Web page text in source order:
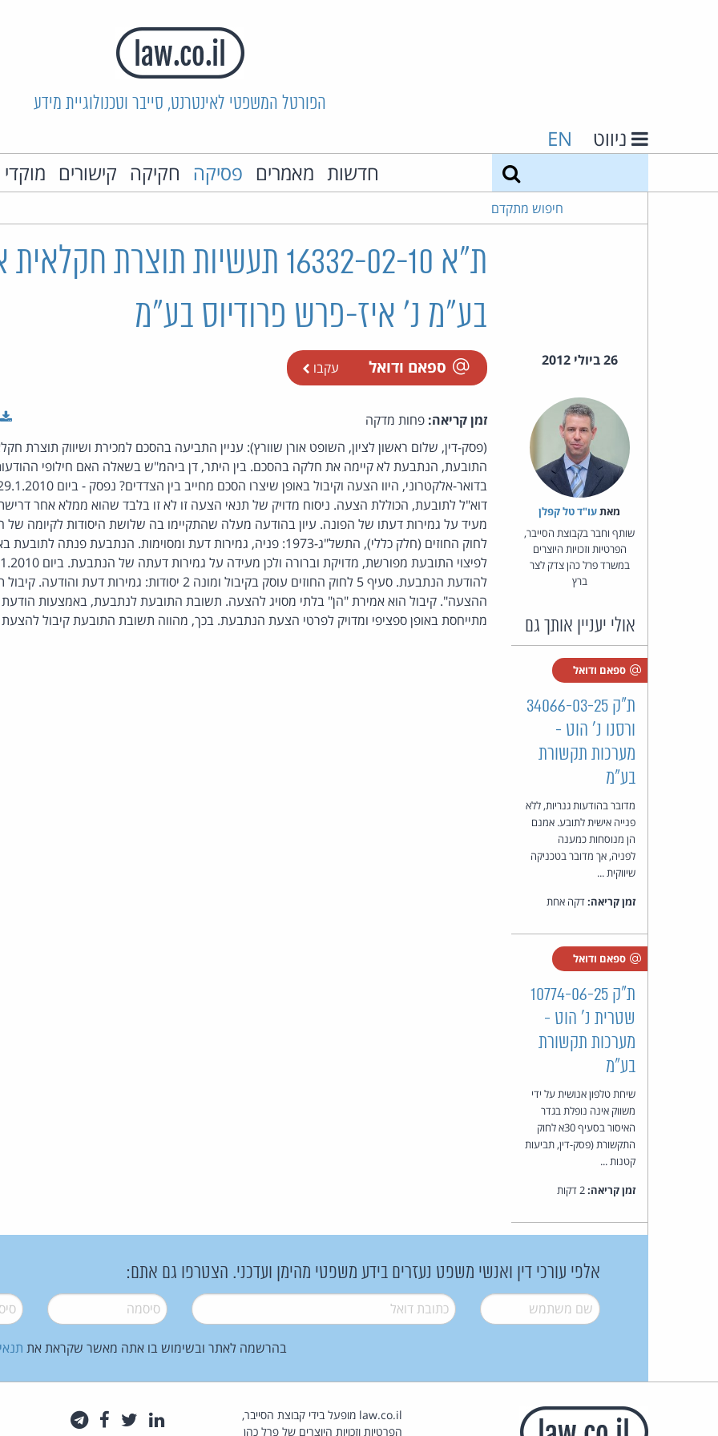
הפורטל המשפטי לאינטרנט, סייבר וטכנולוגיית מידע
ניווט EN
חדשות מאמרים פסיקה חקיקה קישורים
חיפוש מתקדם
ת"א 16332-02-10 תעשיות תוצרת
בע"מ נ' איז-פרש פרודיוס בע"מ
26 ביולי 2012 ספאם ודואל עקבו
מאת‏עו"ד טל קפלן
שותף וחבר בקבוצת הסייבר,
הפרטיות וזכויות היוצרים
במשרד פרל כהן צדק לצר
ברץ
אולי יעניין אותך גם
ספאם ודואל
ת"ק 34066-03-25
ורסנו נ' הוט -
מערכות תקשורת
בע"מ
מדובר בהודעות גנריות, ללא
פנייה אישית לתובע. אמנם
הן מנוסחות כמענה
לפניה, אך מדובר בטכניקה
שיווקית ...
זמן קריאה:דקה אחת
ספאם ודואל
ת"ק 10774-06-25
שטרית נ' הוט -
מערכות תקשורת
בע"מ
שיחת טלפון אנושית על ידי
משווק אינה נופלת בגדר
האיסור בסעיף 30א לחוק
התקשורת (פסק-דין, תביעות
קטנות ...
זמן קריאה:
זמן קריאה: פחות מדקה
(פסק-דין, שלום ראשון לציון, השופט אורן שוורץ): עניין התביעה בהסכם למכירת ושיווק תוצרת
התובעת, הנתבעת לא קיימה את חלקה בהסכם. בין היתר, דן ביהמ"ש בשאלה האם חילופי
דוא"ל לתובעת, הכוללת הצעה. ניסוח מדויק של תנאי הצעה זו לא זו בלבד שהוא ממלא אחר
לחוק החוזים (חלק כללי), התשל"ג-1973: פניה, גמירות דעת ומסוימות. הנתבעת
להודעת הנתבעת. סעיף 5 לחוק החוזים עוסק בקיבול ומונה 2 יסודות:
ההצעה". קיבול הוא אמירת "הן" בלתי מסויג להצעה. תשובת התובעת לנתבעת, באמצעות הודעת
מתייחסת באופן ספציפי ומדויק לפרטי הצעת הנתבעת. בכך, מהווה תשובת התובעת קיבול
אלפי עורכי דין ואנשי משפט נעזרים בידע משפטי מהימן ועדכני. הצטרפו גם אתם:
שם משתמש* דואל* סיסמה*
בהרשמה לאתר ובשימוש בו אתה מאשר שקראת את
law.co.il מופעל בידי קבוצת הסייבר,
הפרטיות וזכויות היוצרים של פרל כהן
לינקדאין
טוויטרפייסבוק